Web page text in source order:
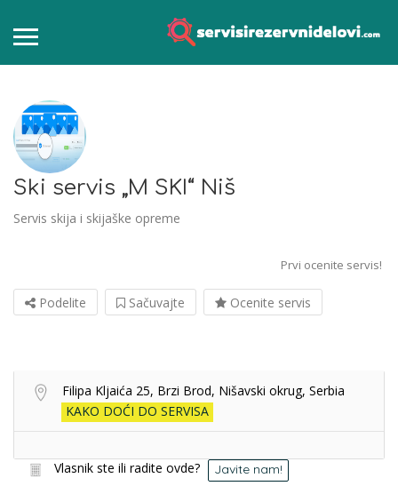
Ski servis „M SKI“ Niš
Servis skija i skijaške opreme
Prvi ocenite servis!
Podelite Sačuvajte Ocenite servis
Filipa Kljaića 25, Brzi Brod, Nišavski okrug, Serbia
KAKO DOĆI DO SERVISA
Vlasnik ste ili radite ovde? Javite nam!